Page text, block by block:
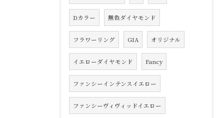
Dカラー 無色ダイヤモンド
フラワーリング GIA オリジナル
イエローダイヤモンド Fancy
ファンシーインテンスイエロー
ファンシーヴィヴィッドイエロー